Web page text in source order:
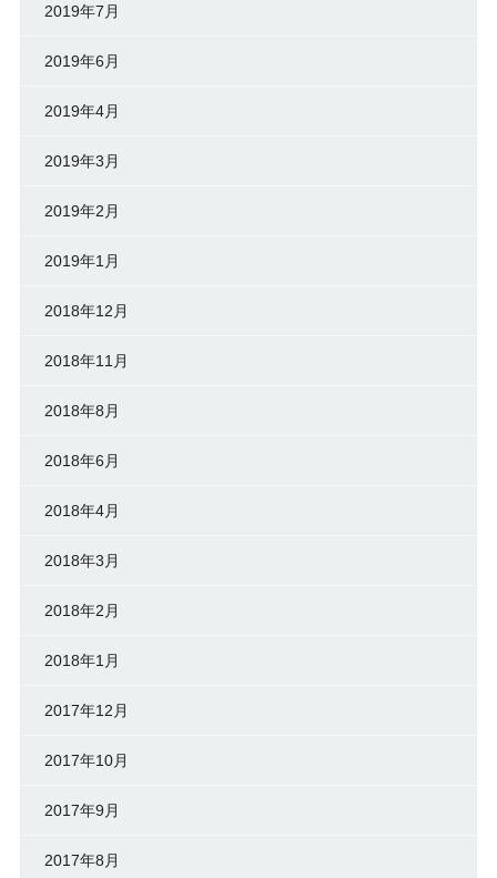
2019年7月
2019年6月
2019年4月
2019年3月
2019年2月
2019年1月
2018年12月
2018年11月
2018年8月
2018年6月
2018年4月
2018年3月
2018年2月
2018年1月
2017年12月
2017年10月
2017年9月
2017年8月